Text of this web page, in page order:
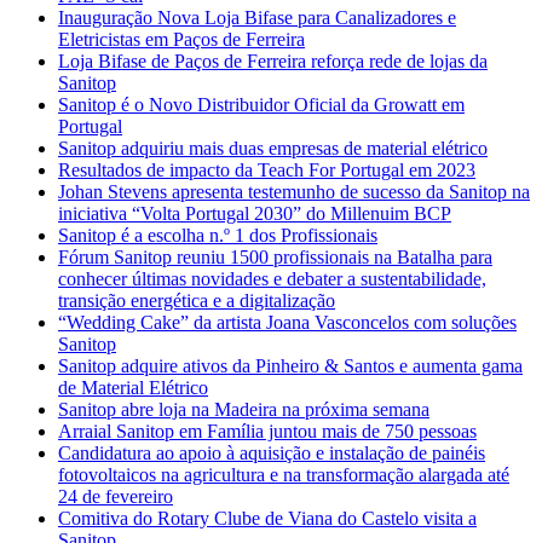
Inauguração Nova Loja Bifase para Canalizadores e
Eletricistas em Paços de Ferreira
Loja Bifase de Paços de Ferreira reforça rede de lojas da
Sanitop
Sanitop é o Novo Distribuidor Oficial da Growatt em
Portugal
Sanitop adquiriu mais duas empresas de material elétrico
Resultados de impacto da Teach For Portugal em 2023
Johan Stevens apresenta testemunho de sucesso da Sanitop na
iniciativa “Volta Portugal 2030” do Millenuim BCP
Sanitop é a escolha n.º 1 dos Profissionais
Fórum Sanitop reuniu 1500 profissionais na Batalha para
conhecer últimas novidades e debater a sustentabilidade,
transição energética e a digitalização
“Wedding Cake” da artista Joana Vasconcelos com soluções
Sanitop
Sanitop adquire ativos da Pinheiro & Santos e aumenta gama
de Material Elétrico
Sanitop abre loja na Madeira na próxima semana
Arraial Sanitop em Família juntou mais de 750 pessoas
Candidatura ao apoio à aquisição e instalação de painéis
fotovoltaicos na agricultura e na transformação alargada até
24 de fevereiro
Comitiva do Rotary Clube de Viana do Castelo visita a